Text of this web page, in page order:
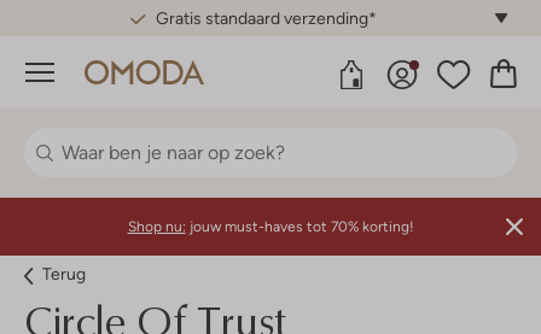
Gratis standaard verzending*
Menu
Shop nu: jouw must-haves tot 70% korting!
Terug
Circle Of Trust